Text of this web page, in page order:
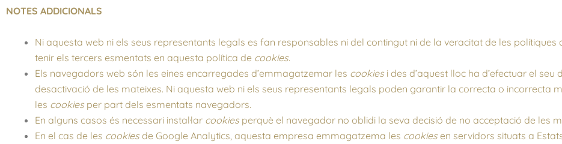
NOTES ADDICIONALS
Ni aquesta web ni els seus representants legals es fan responsables ni del contingut ni de la veracitat de les polítiques
tenir els tercers esmentats en aquesta política de cookies.
Els navegadors web són les eines encarregades d’emmagatzemar les cookies i des d’aquest lloc ha d’efectuar el seu
desactivació de les mateixes. Ni aquesta web ni els seus representants legals poden garantir la correcta o incorrecta
les cookies per part dels esmentats navegadors.
En alguns casos és necessari instal·lar cookies perquè el navegador no oblidi la seva decisió de no acceptació de les
En el cas de les cookies de Google Analytics, aquesta empresa emmagatzema les cookies en servidors situats a